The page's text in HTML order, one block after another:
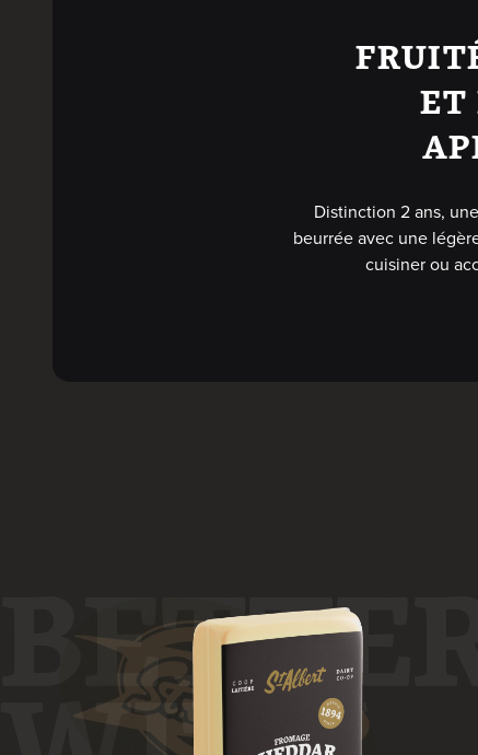
ET
Distinction 2 ans,
beurrée avec une
cuisiner ou
BETTER